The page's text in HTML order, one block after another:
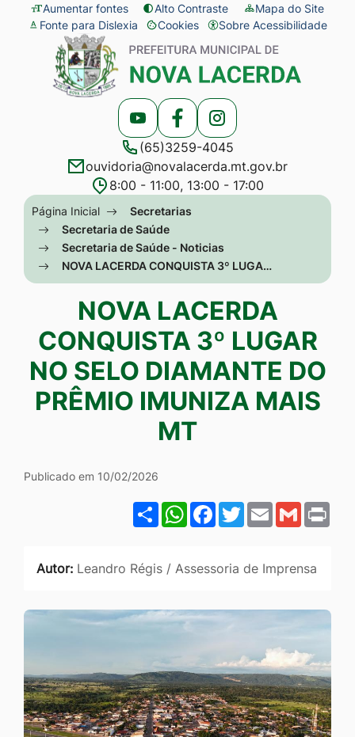
Seção
de
atalhos
acessibilidade
Ir
para
conteúdo
menu
[alt+2]
para
[alt+3]
Ir
para
Aumentar fontes Alto Contraste
Mapa do Site
Fonte para Dislexia
Cookies
Abrir
preferências
de
cookies
Sobre Acessibilidade
Seção
menu
Acessar
a
Rede
Social
Youtube
Acessar
a
Rede
Social
Acessar
a
Rede
Social
(65)3259-4045
ouvidoria@novalacerda.mt.gov.br
8:00 - 11:00, 13:00 - 17:00
Seção
do
menu
principal
Página Inicial
Secretarias
Secretaria de Saúde
Secretaria de Saúde - Noticias
NOVA LACERDA CONQUISTA 3º LUGA…
NOVA LACERDA
CONQUISTA 3º LUGAR
NO SELO DIAMANTE DO
PRÊMIO IMUNIZA MAIS
MT
Publicado em 10/02/2026
ShareWhatsApp
Facebook
Twitter
EmailGmail
Autor: Leandro Régis / Assessoria de Imprensa